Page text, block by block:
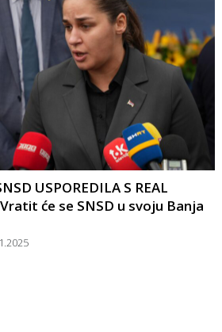
USPOREDILA S REAL
će se SNSD u svoju Banja